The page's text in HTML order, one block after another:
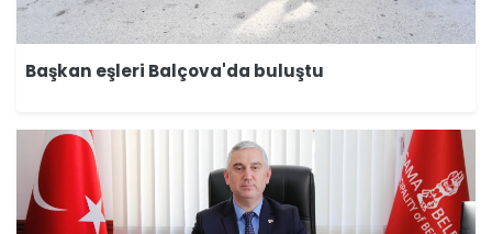
Başkan eşleri Balçova'da buluştu